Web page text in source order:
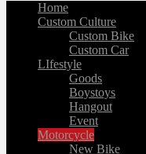
Home
Custom Culture
Custom Bike
Custom Car
LIfestyle
Goods
Boystoys
Hangout
Event
Motorcycle
New Bike